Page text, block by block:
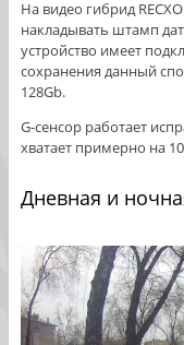
На видео гибрид
накладывать штамп
устройство имеет
сохранения данный
128Gb.
G-сенсор работает
хватает примерно на
Дневная и